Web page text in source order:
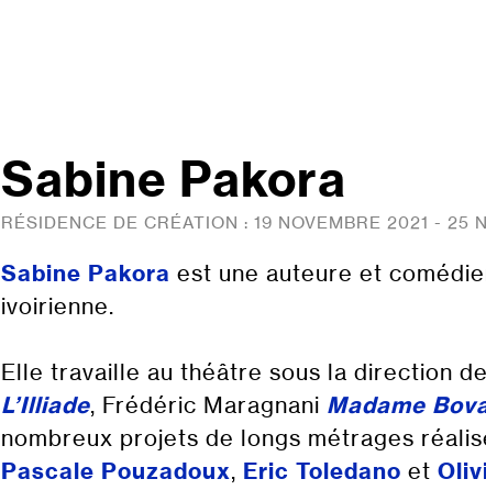
Sabine Pakora
RÉSIDENCE DE CRÉATION : 19 NOVEMBRE 2021 - 25
Sabine Pakora est une auteure et
ivoirienne.
Elle travaille au théâtre sous la direction
L’Illiade, Frédéric Maragnani Madame
nombreux projets de longs métrages
Pascale Pouzadoux, Eric Toledano et